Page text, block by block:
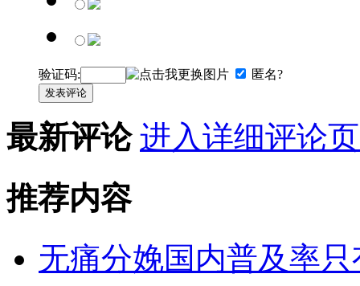
验证码: 匿名?
发表评论
最新评论 进入详细评论
推荐内容
无痛分娩国内普及率只